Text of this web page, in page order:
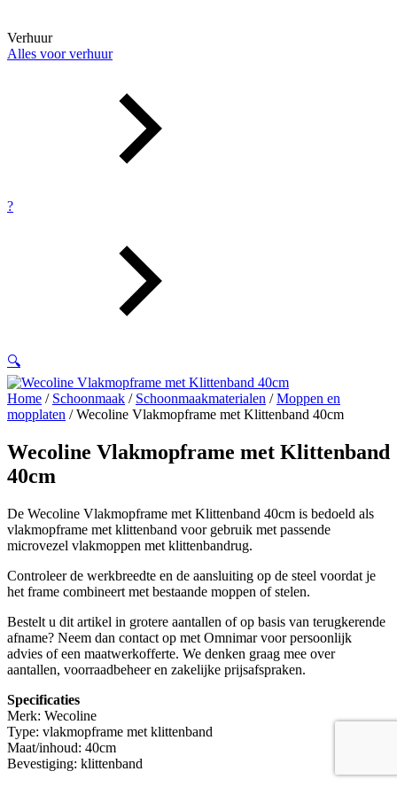
Verhuur
Alles voor verhuur
?
🔍
Home / Schoonmaak / Schoonmaakmaterialen /Moppen en
mopplaten / Wecoline Vlakmopframe met Klittenband 40cm
Wecoline Vlakmopframe met Klittenband
40cm
De Wecoline Vlakmopframe met Klittenband 40cm is bedoeld als
vlakmopframe met klittenband voor gebruik met passende
microvezel vlakmoppen met klittenbandrug.
Controleer de werkbreedte en de aansluiting op de steel voordat je
het frame combineert met bestaande moppen of stelen.
Bestelt u dit artikel in grotere aantallen of op basis van terugkerende
afname? Neem dan contact op met Omnimar voor persoonlijk
advies of een maatwerkofferte. We denken graag mee over
aantallen, voorraadbeheer en zakelijke prijsafspraken.
Specificaties
Merk: Wecoline
Type: vlakmopframe met klittenband
Maat/inhoud: 40cm
Bevestiging: klittenband